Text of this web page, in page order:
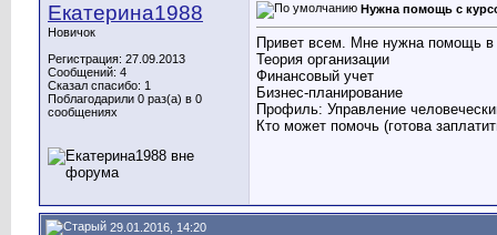
Екатерина1988
Новичок
Регистрация: 27.09.2013
Сообщений: 4
Сказал спасибо: 1
Поблагодарили 0 раз(а) в 0
сообщениях
Нужна помощь с
Привет всем. Мне нужна помощь в
Теория организации
Финансовый учет
Бизнес-планирование
Профиль: Управление
Кто может помочь (готова
29.01.2016, 14:20